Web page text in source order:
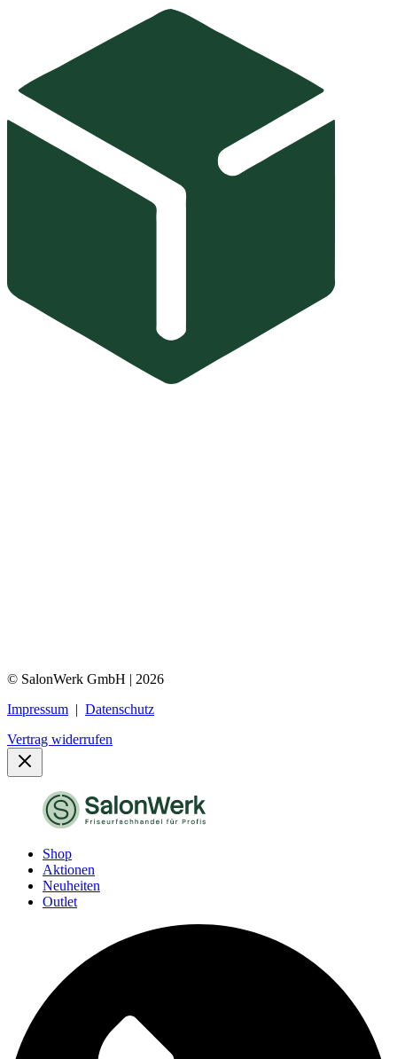
© SalonWerk GmbH | 2026
Impressum | Datenschutz
Vertrag widerrufen
Shop
Aktionen
Neuheiten
Outlet